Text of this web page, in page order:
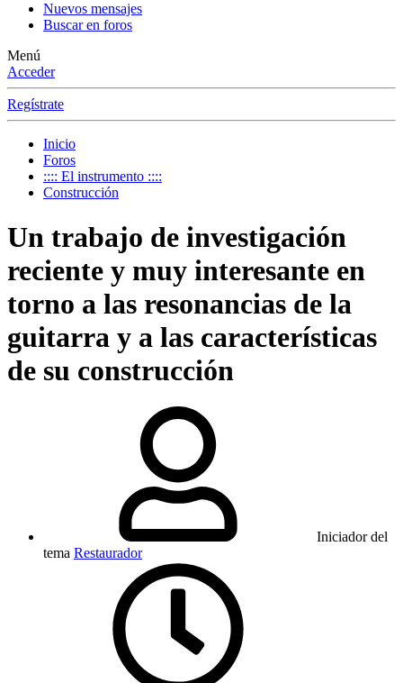
Nuevos mensajes
Buscar en foros
Menú
Acceder
Regístrate
Inicio
Foros
:::: El instrumento ::::
Construcción
Un trabajo de investigación
reciente y muy interesante en
torno a las resonancias de la
guitarra y a las características
de su construcción
Iniciador del
tema Restaurador